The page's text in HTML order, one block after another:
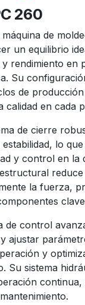
260
de
un equilibrio
rendimiento en
Su
de
calidad en cada
de cierre
lo
y control en la
la fuerza,
de control
ajustar
y
Su sistema